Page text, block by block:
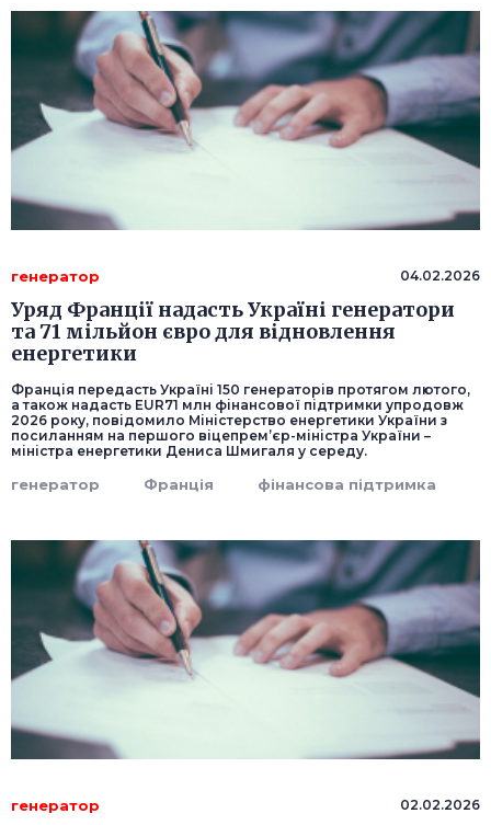
генератор 04.02.2026
Уряд Франції надасть Україні генератори
та 71 мільйон євро для відновлення
енергетики
Франція передасть Україні 150 генераторів протягом лютого,
а також надасть EUR71 млн фінансової підтримки упродовж
2026 року, повідомило Міністерство енергетики України з
посиланням на першого віцепрем’єр-міністра України –
міністра енергетики Дениса Шмигаля у середу.
генератор Франція фінансова підтримка
генератор 02.02.2026